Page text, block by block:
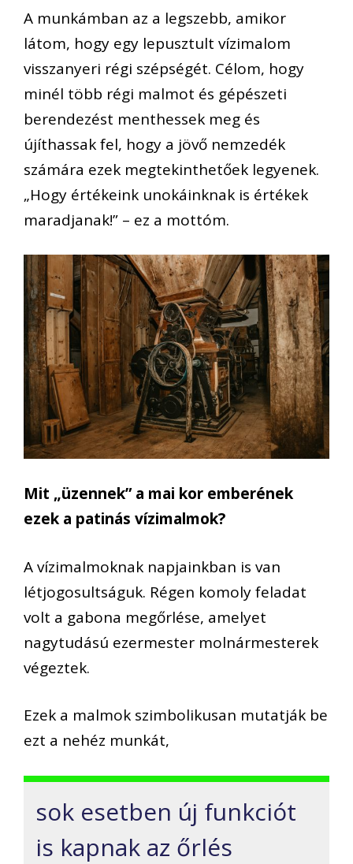
A munkámban az a legszebb, amikor
látom, hogy egy lepusztult vízimalom
visszanyeri régi szépségét. Célom, hogy
minél több régi malmot és gépészeti
berendezést menthessek meg és
újíthassak fel, hogy a jövő nemzedék
számára ezek megtekinthetőek legyenek.
„Hogy értékeink unokáinknak is értékek
maradjanak!” – ez a mottóm.
Mit „üzennek” a mai kor emberének
ezek a patinás vízimalmok?
A vízimalmoknak napjainkban is van
létjogosultságuk. Régen komoly feladat
volt a gabona megőrlése, amelyet
nagytudású ezermester molnármesterek
végeztek.
Ezek a malmok szimbolikusan mutatják be
ezt a nehéz munkát,
sok esetben új funkciót
is kapnak az őrlés